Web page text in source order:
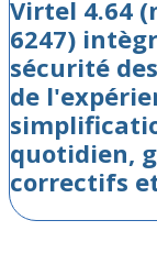
Virtel 4.64
6247)
sécurité
de
quotidien,
correctifs